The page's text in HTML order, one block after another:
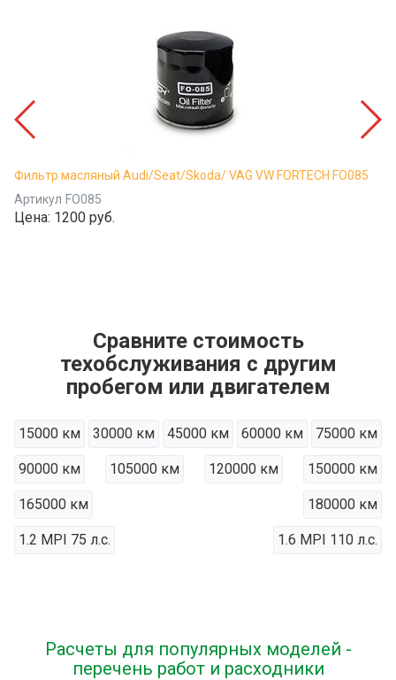
Фильтр масляный Audi/Seat/Skoda/ VAG VW FORTECH FO085
Артикул FO085
Цена: 1200 руб.
Сравните стоимость
техобслуживания с другим
пробегом или двигателем
15000 км 30000 км 45000 км 60000 км 75000 км
90000 км 105000 км 120000 км 150000 км
165000 км 180000 км
1.2 MPI 75 л.с. 1.6 MPI 110 л.с.
Расчеты для популярных моделей -
перечень работ и расходники